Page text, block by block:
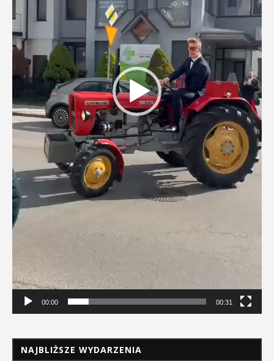
00:00 00:31
NAJBLIŻSZE WYDARZENIA